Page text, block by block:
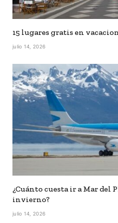
15 lugares gratis en
julio 14, 2026
¿Cuánto cuesta ir a Mar del
invierno?
julio 14, 2026